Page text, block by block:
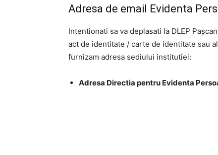
Adresa de email Evidenta
Intentionati sa va deplasati la DLEP
act de identitate / carte de identitate sau
furnizam adresa sediului institutiei:
Adresa Directia pentru Evidenta